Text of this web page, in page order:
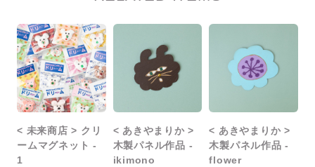
< 未来商店 > クリ
ームマグネット -
1
< あきやまりか >
木製パネル作品 -
ikimono
< あきやまりか >
木製パネル作品 -
flower